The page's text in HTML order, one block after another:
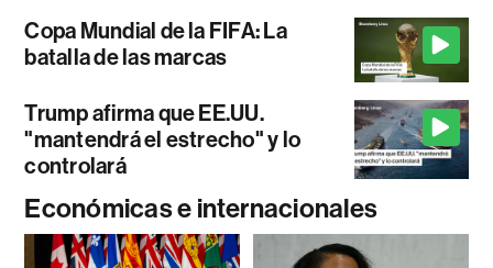
Copa Mundial de la FIFA: La
batalla de las marcas
Trump afirma que EE.UU.
"mantendrá el estrecho" y lo
controlará
Económicas e internacionales